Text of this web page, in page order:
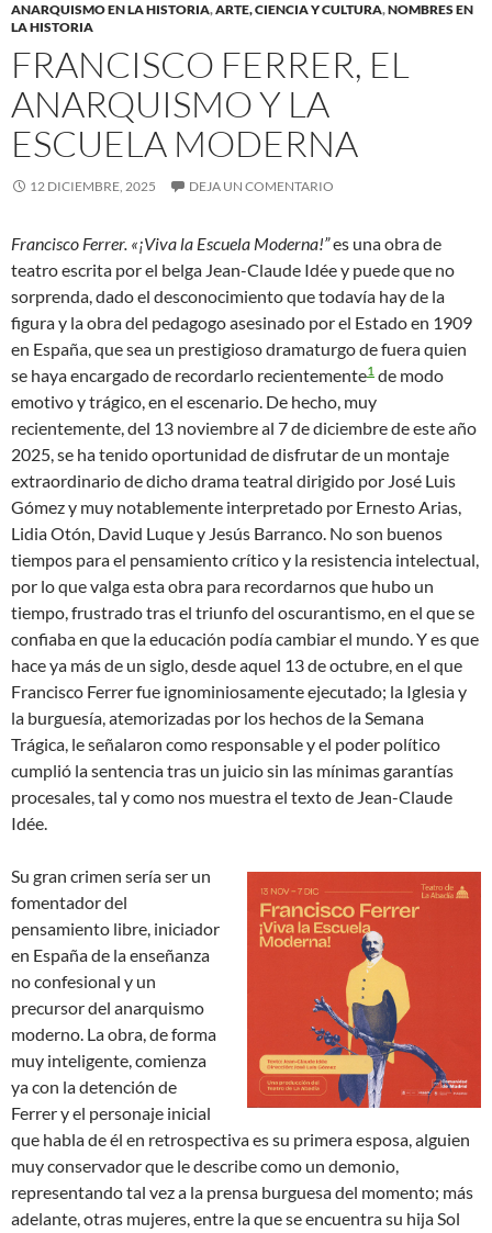
ANARQUISMO EN LA HISTORIA,ARTE, CIENCIA Y CULTURA,NOMBRES EN
LA HISTORIA
FRANCISCO FERRER, EL
ANARQUISMO Y LA
ESCUELA MODERNA
12 DICIEMBRE, 2025 DEJA UN COMENTARIO
Francisco Ferrer. «¡Viva la Escuela Moderna!”es una obra de
teatro escrita por el belga Jean-Claude Idée y puede que no
sorprenda, dado el desconocimiento que todavía hay de la
figura y la obra del pedagogo asesinado por el Estado en 1909
en España, que sea un prestigioso dramaturgo de fuera quien
se haya encargado de recordarlo recientemente1 de modo
emotivo y trágico, en el escenario. De hecho, muy
recientemente, del 13 noviembre al 7 de diciembre de este año
2025, se ha tenido oportunidad de disfrutar de un montaje
extraordinario de dicho drama teatral dirigido por José Luis
Gómez y muy notablemente interpretado por Ernesto Arias,
Lidia Otón, David Luque y Jesús Barranco. No son buenos
tiempos para el pensamiento crítico y la resistencia intelectual,
por lo que valga esta obra para recordarnos que hubo un
tiempo, frustrado tras el triunfo del oscurantismo, en el que se
confiaba en que la educación podía cambiar el mundo. Y es que
hace ya más de un siglo, desde aquel 13 de octubre, en el que
Francisco Ferrer fue ignominiosamente ejecutado; la Iglesia y
la burguesía, atemorizadas por los hechos de la Semana
Trágica, le señalaron como responsable y el poder político
cumplió la sentencia tras un juicio sin las mínimas garantías
procesales, tal y como nos muestra el texto de Jean-Claude
Idée.
Su gran crimen sería ser un
fomentador del
pensamiento libre, iniciador
en España de la enseñanza
no confesional y un
precursor del anarquismo
moderno. La obra, de forma
muy inteligente, comienza
ya con la detención de
Ferrer y el personaje inicial
que habla de él en retrospectiva es su primera esposa, alguien
muy conservador que le describe como un demonio,
representando tal vez a la prensa burguesa del momento; más
adelante, otras mujeres, entre la que se encuentra su hija Sol